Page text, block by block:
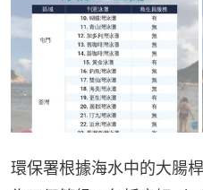
環保署根據海水中的大腸